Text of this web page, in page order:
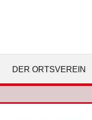
DER ORTSVEREIN